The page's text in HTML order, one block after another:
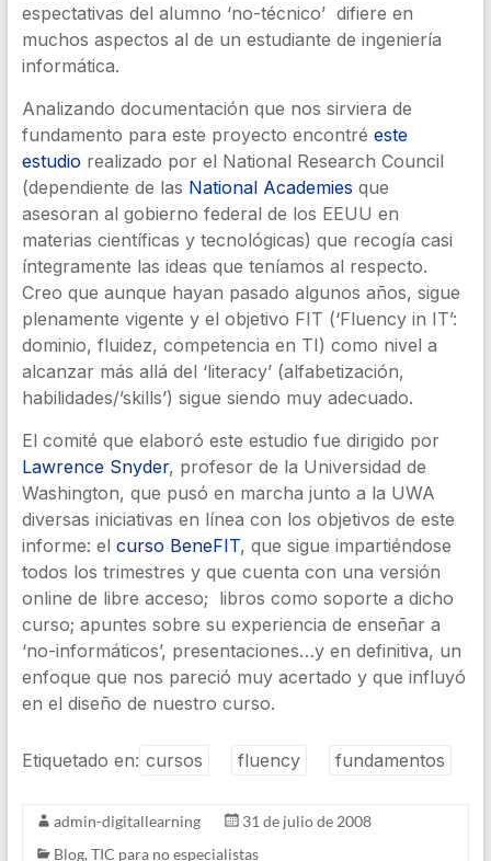
espectativas del alumno ‘no-técnico’ difiere en
muchos aspectos al de un estudiante de ingeniería
informática.
Analizando documentación que nos sirviera de
fundamento para este proyecto encontré este
estudio realizado por el National Research Council
(dependiente de las National Academies que
asesoran al gobierno federal de los EEUU en
materias científicas y tecnológicas) que recogía casi
íntegramente las ideas que teníamos al respecto.
Creo que aunque hayan pasado algunos años, sigue
plenamente vigente y el objetivo FIT (‘Fluency in IT’:
dominio, fluidez, competencia en TI) como nivel a
alcanzar más allá del ‘literacy’ (alfabetización,
habilidades/’skills’) sigue siendo muy adecuado.
El comité que elaboró este estudio fue dirigido por
Lawrence Snyder, profesor de la Universidad de
Washington, que pusó en marcha junto a la UWA
diversas iniciativas en línea con los objetivos de este
informe: el curso BeneFIT, que sigue impartiéndose
todos los trimestres y que cuenta con una versión
online de libre acceso; libros como soporte a dicho
curso; apuntes sobre su experiencia de enseñar a
‘no-informáticos’, presentaciones…y en definitiva, un
enfoque que nos pareció muy acertado y que influyó
en el diseño de nuestro curso.
Etiquetado en: cursos fluency fundamentos
admin-digitallearning
31 de julio de 2008
Blog, TIC para no especialistas